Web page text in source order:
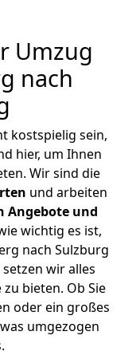
Umzug
nach
kostspielig sein,
hier, um Ihnen
Wir sind die
und arbeiten
Angebote und
wichtig es ist,
nach Sulzburg
wir alles
bieten. Ob Sie
oder ein großes
umgezogen